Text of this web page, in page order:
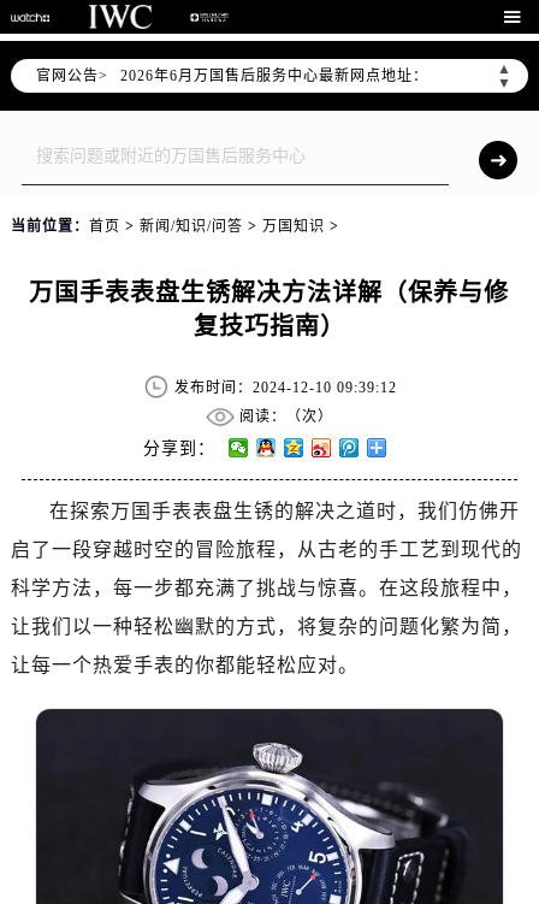

官网公告>
▲
▼
2026年6月万国上海市售后服务网络优化升级公告
2026年6月上海市万国官方售后客户服务热线：400-992-7093
2026年6月万国售后服务中心最新网点地址：
上海市徐汇区虹桥路3号港汇中心写字楼2座37层3705室（需提前预约）
当前位置： 首页 > 新闻/知识/问答 > 万国知识 >
万国手表表盘生锈解决方法详解（保养与修
复技巧指南）
发布时间：2024-12-10 09:39:12
阅读：（次）
分享到：
在探索万国手表表盘生锈的解决之道时，我们仿佛开
启了一段穿越时空的冒险旅程，从古老的手工艺到现代的
科学方法，每一步都充满了挑战与惊喜。在这段旅程中，
让我们以一种轻松幽默的方式，将复杂的问题化繁为简，
让每一个热爱手表的你都能轻松应对。